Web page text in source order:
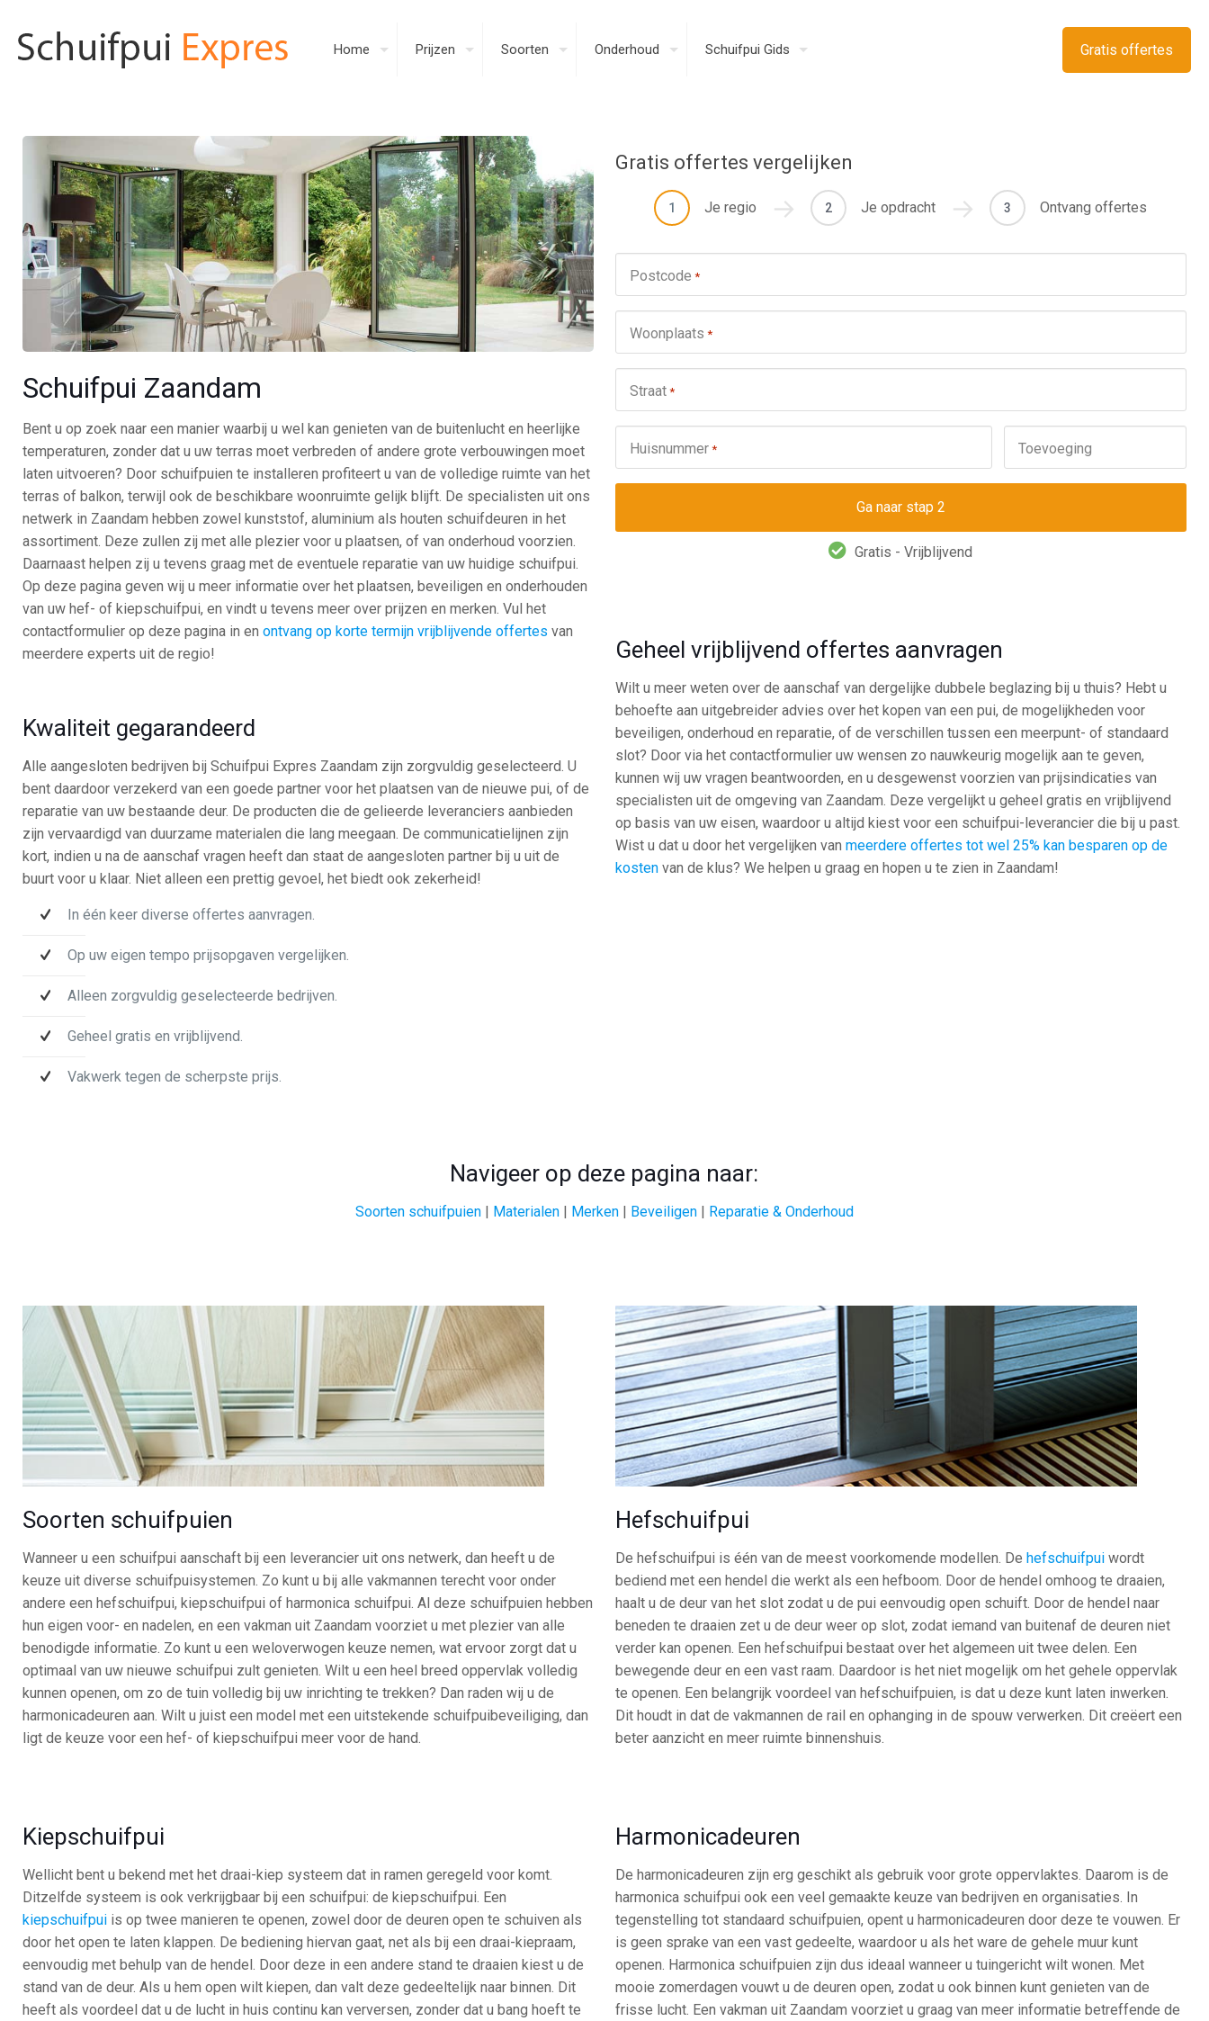
Home Prijzen Soorten Onderhoud Schuifpui Gids Gratis offertes
Schuifpui Zaandam
Bent u op zoek naar een manier waarbij u wel kan genieten van de buitenlucht en heerlijke
temperaturen, zonder dat u uw terras moet verbreden of andere grote verbouwingen moet
laten uitvoeren? Door schuifpuien te installeren profiteert u van de volledige ruimte van het
terras of balkon, terwijl ook de beschikbare woonruimte gelijk blijft. De specialisten uit ons
netwerk in Zaandam hebben zowel kunststof, aluminium als houten schuifdeuren in het
assortiment. Deze zullen zij met alle plezier voor u plaatsen, of van onderhoud voorzien.
Daarnaast helpen zij u tevens graag met de eventuele reparatie van uw huidige schuifpui.
Op deze pagina geven wij u meer informatie over het plaatsen, beveiligen en onderhouden
van uw hef- of kiepschuifpui, en vindt u tevens meer over prijzen en merken. Vul het
contactformulier op deze pagina in enontvang op korte termijn vrijblijvende offertes van
meerdere experts uit de regio!
Kwaliteit gegarandeerd
Alle aangesloten bedrijven bij Schuifpui Expres Zaandam zijn zorgvuldig geselecteerd. U
bent daardoor verzekerd van een goede partner voor het plaatsen van de nieuwe pui, of de
reparatie van uw bestaande deur. De producten die de gelieerde leveranciers aanbieden
zijn vervaardigd van duurzame materialen die lang meegaan. De communicatielijnen zijn
kort, indien u na de aanschaf vragen heeft dan staat de aangesloten partner bij u uit de
buurt voor u klaar. Niet alleen een prettig gevoel, het biedt ook zekerheid!
In één keer diverse offertes aanvragen.
Op uw eigen tempo prijsopgaven vergelijken.
Alleen zorgvuldig geselecteerde bedrijven.
Geheel gratis en vrijblijvend.
Vakwerk tegen de scherpste prijs.
Gratis offertes vergelijken
1 Je regio 2 Je opdracht 3 Ontvang offertes
Postcode *
Woonplaats *
Straat *
Huisnummer * Toevoeging
Gratis - Vrijblijvend
Geheel vrijblijvend offertes aanvragen
Wilt u meer weten over de aanschaf van dergelijke dubbele beglazing bij u thuis? Hebt u
behoefte aan uitgebreider advies over het kopen van een pui, de mogelijkheden voor
beveiligen, onderhoud en reparatie, of de verschillen tussen een meerpunt- of standaard
slot? Door via het contactformulier uw wensen zo nauwkeurig mogelijk aan te geven,
kunnen wij uw vragen beantwoorden, en u desgewenst voorzien van prijsindicaties van
specialisten uit de omgeving van Zaandam. Deze vergelijkt u geheel gratis en vrijblijvend
op basis van uw eisen, waardoor u altijd kiest voor een schuifpui-leverancier die bij u past.
Wist u dat u door het vergelijken van meerdere offertes tot wel 25% kan besparen op de
kostenvan de klus? We helpen u graag en hopen u te zien in Zaandam!
Navigeer op deze pagina naar:
Soorten schuifpuien| Materialen| Merken| Beveiligen| Reparatie & Onderhoud
Soorten schuifpuien
Wanneer u een schuifpui aanschaft bij een leverancier uit ons netwerk, dan heeft u de
keuze uit diverse schuifpuisystemen. Zo kunt u bij alle vakmannen terecht voor onder
andere een hefschuifpui, kiepschuifpui of harmonica schuifpui. Al deze schuifpuien hebben
hun eigen voor- en nadelen, en een vakman uit Zaandam voorziet u met plezier van alle
benodigde informatie. Zo kunt u een weloverwogen keuze nemen, wat ervoor zorgt dat u
optimaal van uw nieuwe schuifpui zult genieten. Wilt u een heel breed oppervlak volledig
kunnen openen, om zo de tuin volledig bij uw inrichting te trekken? Dan raden wij u de
harmonicadeuren aan. Wilt u juist een model met een uitstekende schuifpuibeveiliging, dan
ligt de keuze voor een hef- of kiepschuifpui meer voor de hand.
Hefschuifpui
De hefschuifpui is één van de meest voorkomende modellen. De hefschuifpuiwordt
bediend met een hendel die werkt als een hefboom. Door de hendel omhoog te draaien,
haalt u de deur van het slot zodat u de pui eenvoudig open schuift. Door de hendel naar
beneden te draaien zet u de deur weer op slot, zodat iemand van buitenaf de deuren niet
verder kan openen. Een hefschuifpui bestaat over het algemeen uit twee delen. Een
bewegende deur en een vast raam. Daardoor is het niet mogelijk om het gehele oppervlak
te openen. Een belangrijk voordeel van hefschuifpuien, is dat u deze kunt laten inwerken.
Dit houdt in dat de vakmannen de rail en ophanging in de spouw verwerken. Dit creëert een
beter aanzicht en meer ruimte binnenshuis.
Kiepschuifpui
Wellicht bent u bekend met het draai-kiep systeem dat in ramen geregeld voor komt.
Ditzelfde systeem is ook verkrijgbaar bij een schuifpui: de kiepschuifpui. Een
kiepschuifpui is op twee manieren te openen, zowel door de deuren open te schuiven als
door het open te laten klappen. De bediening hiervan gaat, net als bij een draai-kiepraam,
eenvoudig met behulp van de hendel. Door deze in een andere stand te draaien kiest u de
stand van de deur. Als u hem open wilt kiepen, dan valt deze gedeeltelijk naar binnen. Dit
heeft als voordeel dat u de lucht in huis continu kan verversen, zonder dat u bang hoeft te
Harmonicadeuren
De harmonicadeuren zijn erg geschikt als gebruik voor grote oppervlaktes. Daarom is de
harmonica schuifpui ook een veel gemaakte keuze van bedrijven en organisaties. In
tegenstelling tot standaard schuifpuien, opent u harmonicadeuren door deze te vouwen. Er
is geen sprake van een vast gedeelte, waardoor u als het ware de gehele muur kunt
openen. Harmonica schuifpuien zijn dus ideaal wanneer u tuingericht wilt wonen. Met
mooie zomerdagen vouwt u de deuren open, zodat u ook binnen kunt genieten van de
frisse lucht. Een vakman uit Zaandam voorziet u graag van meer informatie betreffende de